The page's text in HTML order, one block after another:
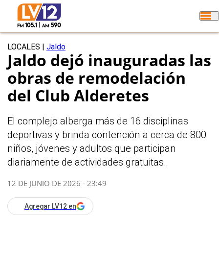
LOCALES Jaldo
Jaldo dejó inauguradas las
obras de remodelación
del Club Alderetes
El complejo alberga más de 16 disciplinas
deportivas y brinda contención a cerca de 800
niños, jóvenes y adultos que participan
diariamente de actividades gratuitas.
12 DE JUNIO DE 2026 - 23:49
Agregar LV12 en